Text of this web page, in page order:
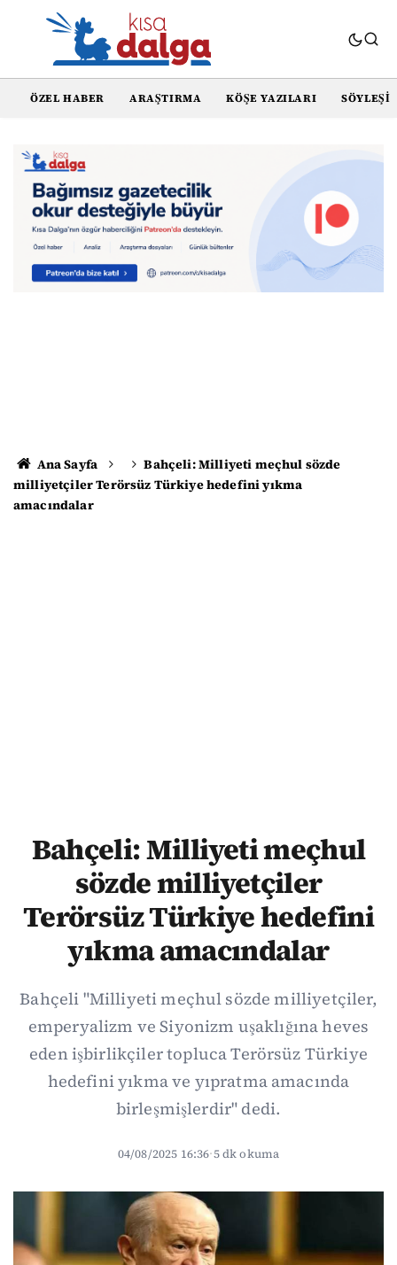
ÖZEL HABER ARAŞTIRMA KÖŞE YAZILARI SÖYLEŞI
Ana Sayfa
Bahçeli: Milliyeti meçhul sözde
milliyetçiler Terörsüz Türkiye hedefini yıkma
amacındalar
Bahçeli: Milliyeti meçhul
sözde milliyetçiler
Terörsüz Türkiye hedefini
yıkma amacındalar
Bahçeli "Milliyeti meçhul sözde milliyetçiler,
emperyalizm ve Siyonizm uşaklığına heves
eden işbirlikçiler topluca Terörsüz Türkiye
hedefini yıkma ve yıpratma amacında
birleşmişlerdir" dedi.
04/08/2025 16:36·5 dk okuma